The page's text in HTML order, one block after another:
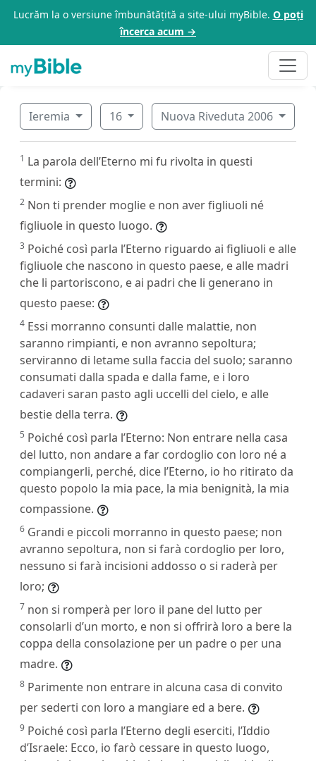
Lucrăm la o versiune îmbunătățită a site-ului myBible. O poți
încerca acum →
Ieremia 16 Nuova Riveduta 2006
1 La parola dell’Eterno mi fu rivolta in questi
termini:
2 Non ti prender moglie e non aver figliuoli né
figliuole in questo luogo.
3 Poiché così parla l’Eterno riguardo ai figliuoli e alle
figliuole che nascono in questo paese, e alle madri
che li partoriscono, e ai padri che li generano in
questo paese:
4 Essi morranno consunti dalle malattie, non
saranno rimpianti, e non avranno sepoltura;
serviranno di letame sulla faccia del suolo; saranno
consumati dalla spada e dalla fame, e i loro
cadaveri saran pasto agli uccelli del cielo, e alle
bestie della terra.
5 Poiché così parla l’Eterno: Non entrare nella casa
del lutto, non andare a far cordoglio con loro né a
compiangerli, perché, dice l’Eterno, io ho ritirato da
questo popolo la mia pace, la mia benignità, la mia
compassione.
6 Grandi e piccoli morranno in questo paese; non
avranno sepoltura, non si farà cordoglio per loro,
nessuno si farà incisioni addosso o si raderà per
loro;
7 non si romperà per loro il pane del lutto per
consolarli d’un morto, e non si offrirà loro a bere la
coppa della consolazione per un padre o per una
madre.
8 Parimente non entrare in alcuna casa di convito
per sederti con loro a mangiare ed a bere.
9 Poiché così parla l’Eterno degli eserciti, l’Iddio
d’Israele: Ecco, io farò cessare in questo luogo,